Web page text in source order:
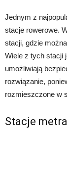
Jednym z
stacje rowerowe.
stacji, gdzie
Wiele z tych stacji
umożliwiają
rozwiązanie,
rozmieszczone w
Stacje